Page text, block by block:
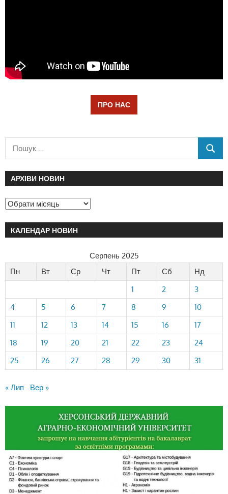
ПРО НАС
АРХІВИ НОВИН
КАЛЕНДАР НОВИН
Серпень 2025
Пн
Вт Ср Чт Пт Сб
Нд
1
2
3
4
5 6 7 8 9
10
11
12 13 14 15 16
17
18
19 20 21 22 23
24
25
26 27 28 29 30 31
« Лип Вер »